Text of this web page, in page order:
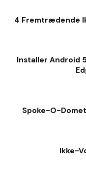
4 Fremtrædende
Installer Android
Spoke-O-
Ikke-